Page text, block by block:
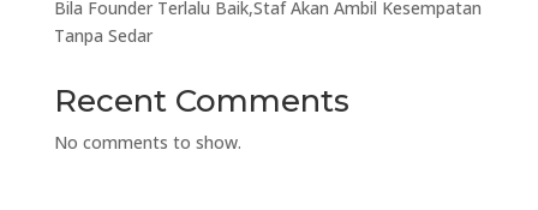
Bila Founder Terlalu Baik,Staf Akan Ambil Kesempatan
Tanpa Sedar
Recent Comments
No comments to show.